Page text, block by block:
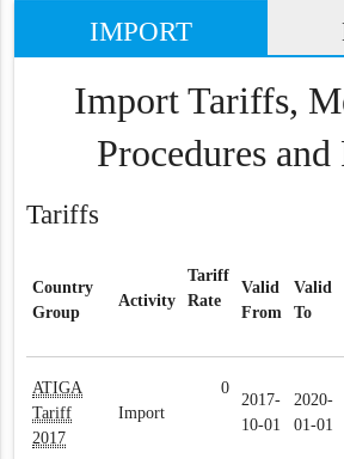
IMPORT
Import Tariffs,
Procedures and
Tariffs
Country
Group
Activity
Tariff
Rate
Valid
From
Valid
To
ATIGA
Tariff
2017
Import
0
2017-
10-01
2020-
01-01